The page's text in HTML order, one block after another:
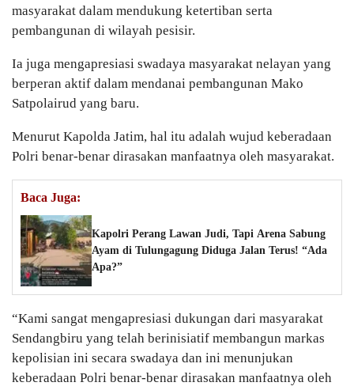
masyarakat dalam mendukung ketertiban serta
pembangunan di wilayah pesisir.
Ia juga mengapresiasi swadaya masyarakat nelayan yang
berperan aktif dalam mendanai pembangunan Mako
Satpolairud yang baru.
Menurut Kapolda Jatim, hal itu adalah wujud keberadaan
Polri benar-benar dirasakan manfaatnya oleh masyarakat.
Baca Juga:
Kapolri Perang Lawan Judi, Tapi Arena Sabung
Ayam di Tulungagung Diduga Jalan Terus! “Ada
Apa?”
“Kami sangat mengapresiasi dukungan dari masyarakat
Sendangbiru yang telah berinisiatif membangun markas
kepolisian ini secara swadaya dan ini menunjukan
keberadaan Polri benar-benar dirasakan manfaatnya oleh